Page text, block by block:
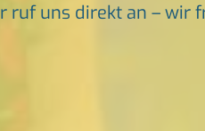
ruf uns direkt an – wir